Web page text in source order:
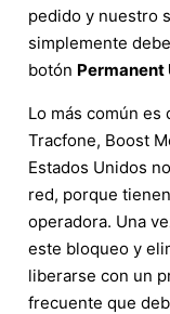
pedido y nuestro
simplemente
botón Permanent
Lo más común
Tracfone, Boost
Estados Unidos
red, porque
operadora. Una
este bloqueo y
liberarse con un
frecuente que